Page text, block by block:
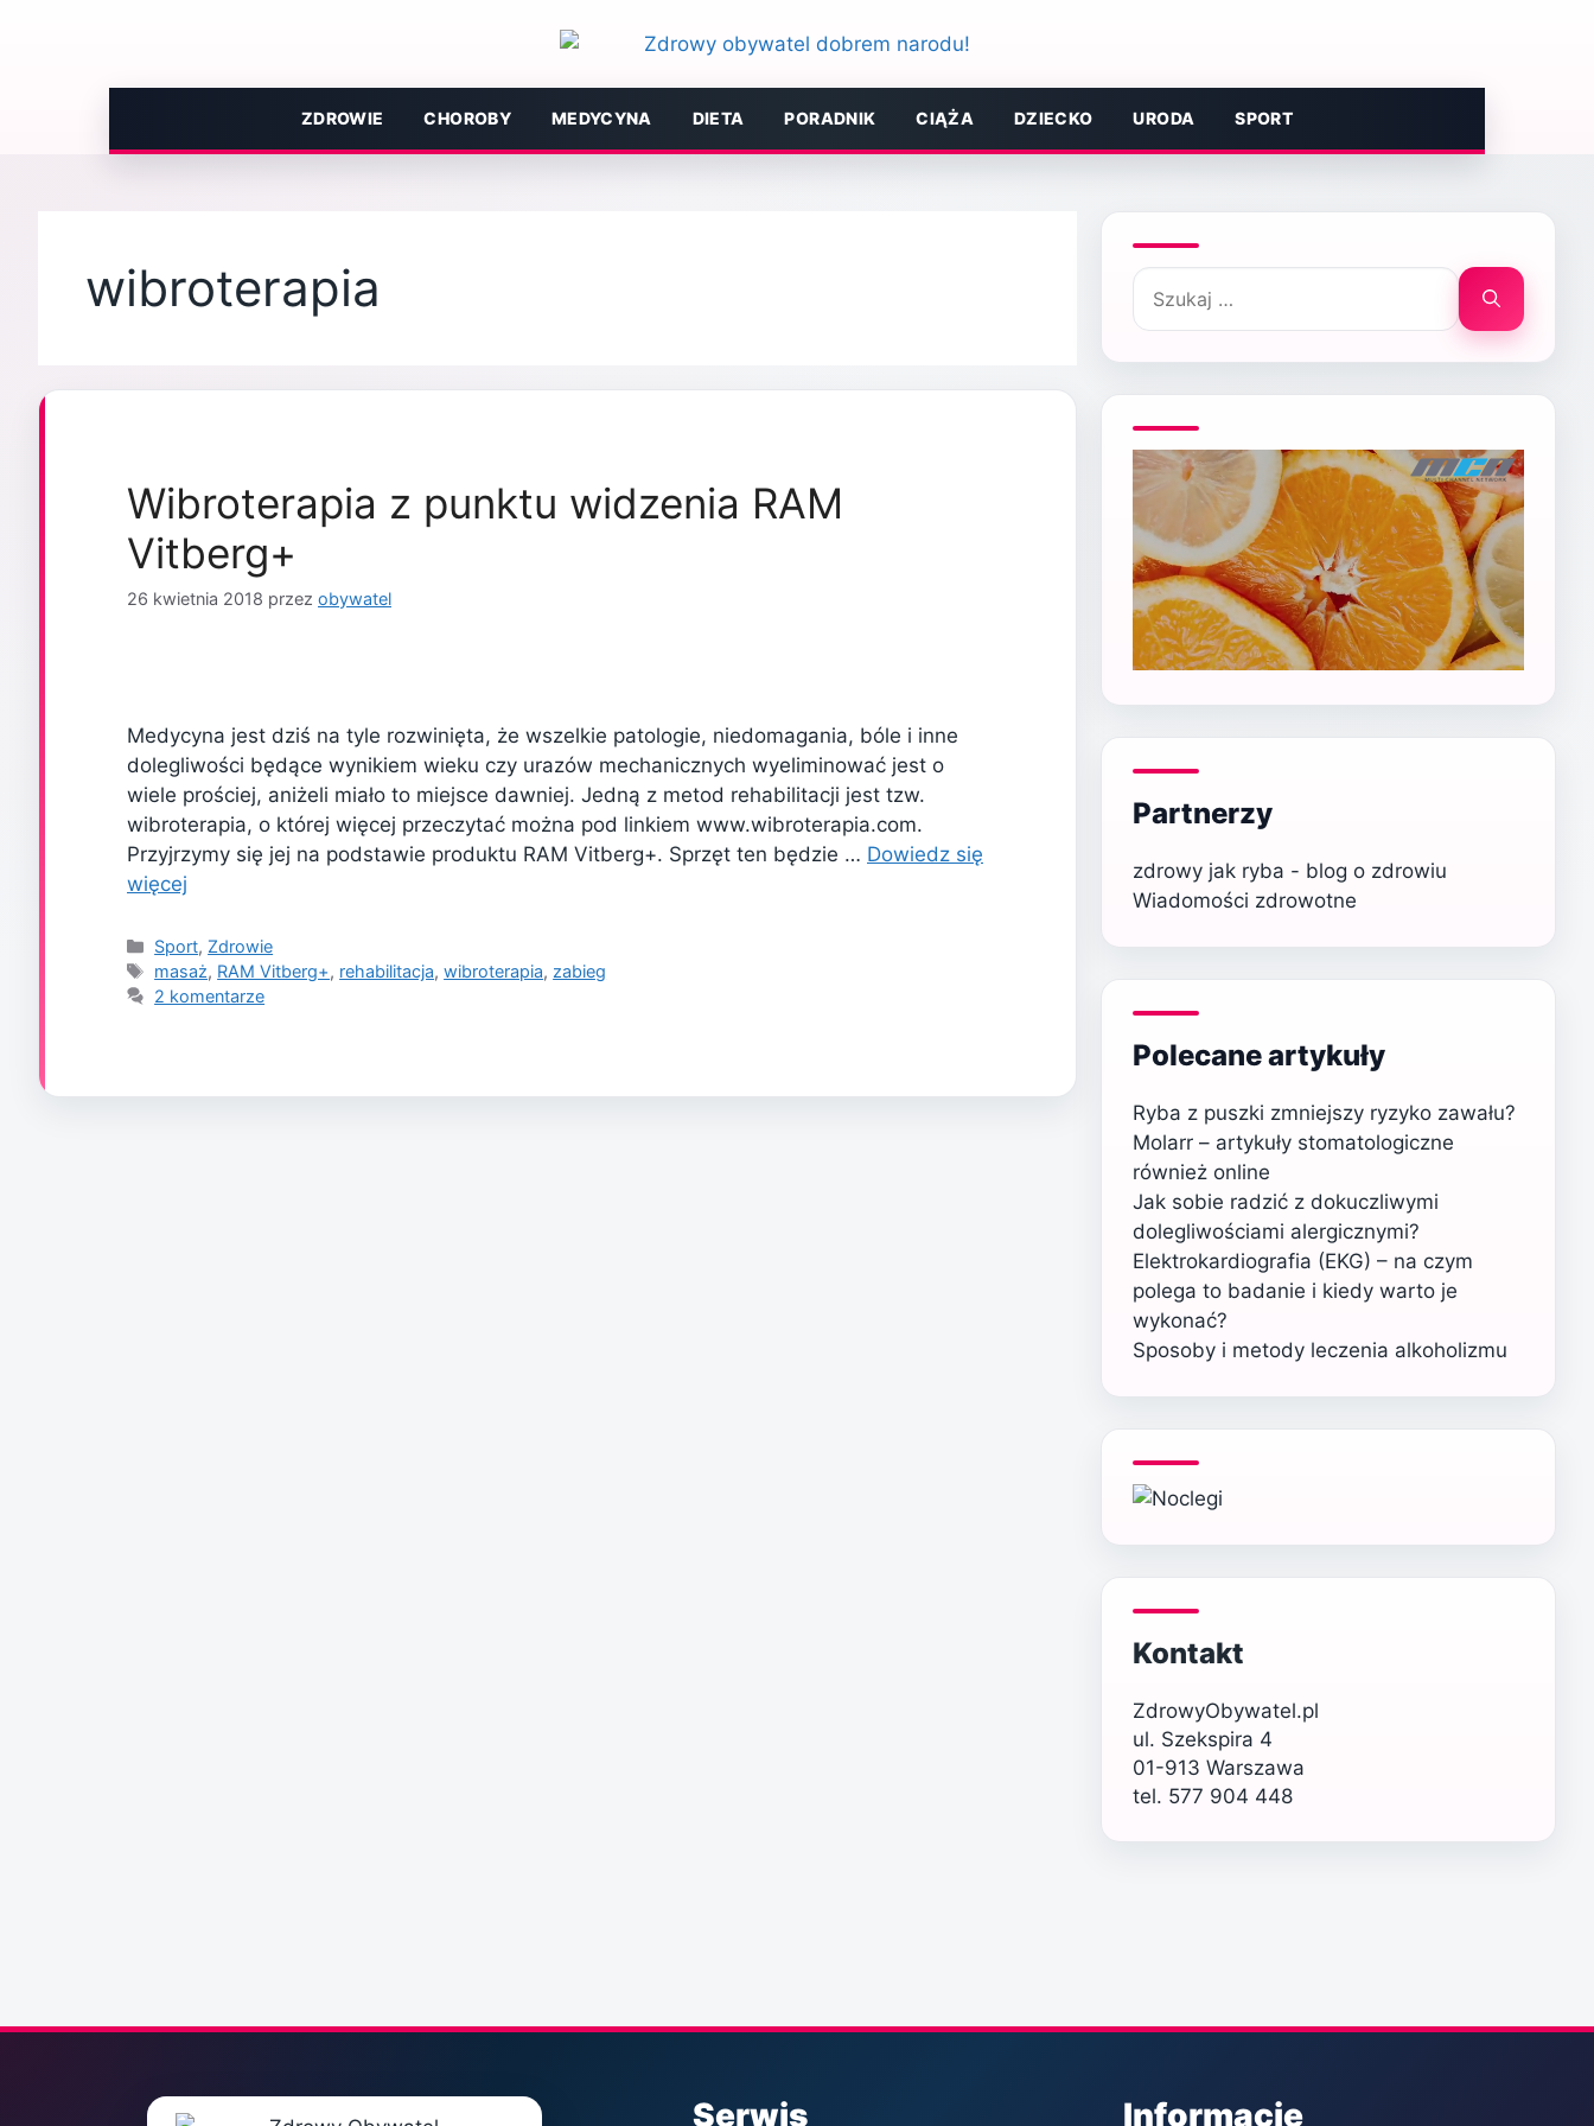
ZDROWIE CHOROBY MEDYCYNA DIETA PORADNIK CIĄŻA DZIECKO URODA SPORT
wibroterapia
Wibroterapia z punktu widzenia RAM
Vitberg+
26 kwietnia 2018 przez obywatel
Medycyna jest dziś na tyle rozwinięta, że wszelkie patologie, niedomagania, bóle i inne
dolegliwości będące wynikiem wieku czy urazów mechanicznych wyeliminować jest o
wiele prościej, aniżeli miało to miejsce dawniej. Jedną z metod rehabilitacji jest tzw.
wibroterapia, o której więcej przeczytać można pod linkiem www.wibroterapia.com.
Przyjrzymy się jej na podstawie produktu RAM Vitberg+. Sprzęt ten będzie … Dowiedz się
więcej
Kategorie
Sport, Zdrowie
Tagi
masaż, RAM Vitberg+, rehabilitacja,wibroterapia, zabieg
2 komentarze
Szukaj:
Partnerzy
zdrowy jak ryba - blog o zdrowiu
Wiadomości zdrowotne
Polecane artykuły
Ryba z puszki zmniejszy ryzyko zawału?
Molarr – artykuły stomatologiczne
również online
Jak sobie radzić z dokuczliwymi
dolegliwościami alergicznymi?
Elektrokardiografia (EKG) – na czym
polega to badanie i kiedy warto je
wykonać?
Sposoby i metody leczenia alkoholizmu
Kontakt
ZdrowyObywatel.pl
ul. Szekspira 4
01-913 Warszawa
tel. 577 904 448
Serwis Informacje